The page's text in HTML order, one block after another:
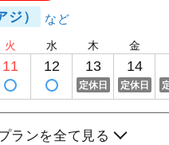
ジ）
火
11
水
12
木
13
定休日
金
14
定休日
ランを全て見る